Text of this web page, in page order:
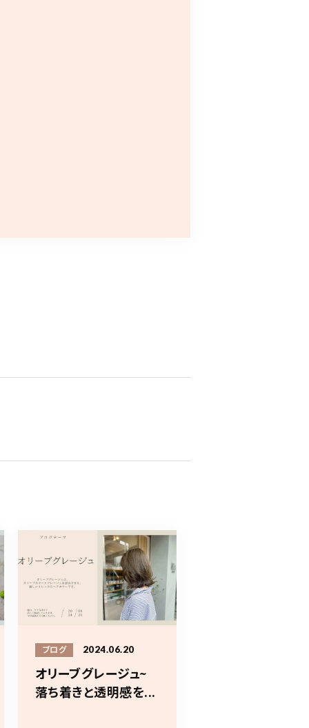
ブログ 2024.06.20
オリーブグレージュ~
落ち着きと透明感を...